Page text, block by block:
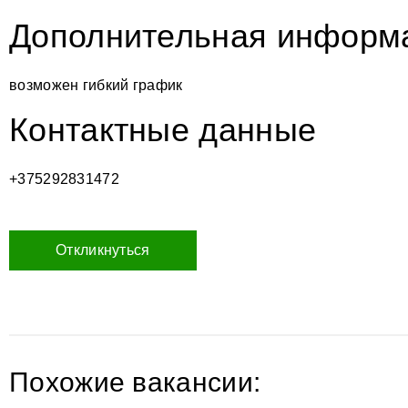
Дополнительная
возможен гибкий график
Контактные данные
+375292831472
Откликнуться
Похожие вакансии: